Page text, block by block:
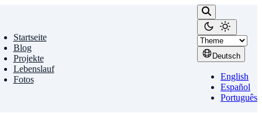
Startseite
Blog
Projekte
Lebenslauf
Fotos
Deutsch
English
Español
Português